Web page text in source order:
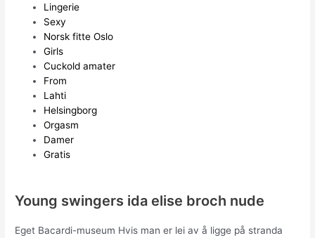
Lingerie
Sexy
Norsk fitte Oslo
Girls
Cuckold amater
From
Lahti
Helsingborg
Orgasm
Damer
Gratis
Young swingers ida elise broch nude
Eget Bacardi-museum Hvis man er lei av å ligge på stranda